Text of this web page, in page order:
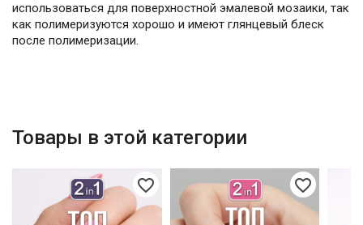
использоваться для поверхностной эмалевой мозаики, так
как полимеризуются хорошо и имеют глянцевый блеск
после полимеризации.
Товары в этой категории
favorite_border favorite_border